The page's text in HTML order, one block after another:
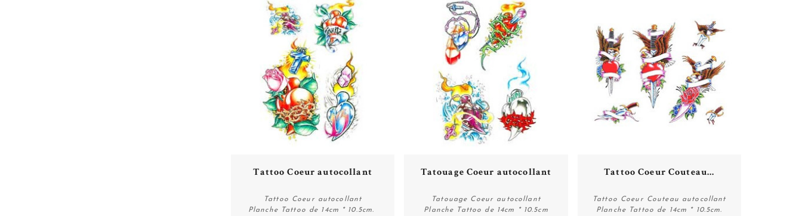
Tattoo Coeur autocollant
Tattoo Coeur autocollant
Planche Tattoo de 14cm * 10.5cm.
Tatouage Coeur autocollant
Tatouage Coeur autocollant
Planche Tattoo de 14cm * 10.5cm
Tattoo Coeur Couteau...
Tattoo Coeur Couteau autocollant
Planche Tattoo de 14cm * 10.5cm.